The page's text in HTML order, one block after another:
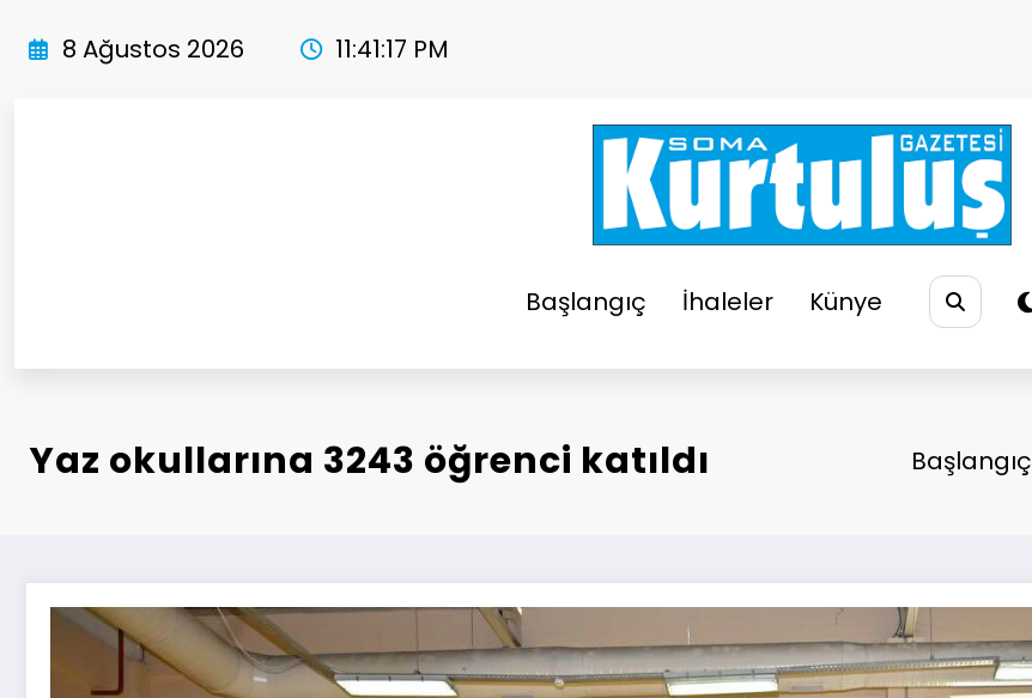
atla
8 Ağustos 2026 11:41:19 PM
Başlangıç İhaleler Künye
Yaz okullarına 3243 öğrenci katıldı Başlangıç